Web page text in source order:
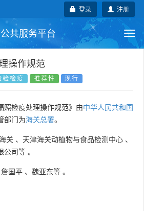
注册
登录
共服务平台
行业标准
技术委员会
操作规范
检疫 推荐性 现行
照检疫处理操作规范》由中华人民共和国
部门为海关总署。
关 、 天津海关动植物与食品检测中心 、
公司等 。
詹国平 、 魏亚东等 。